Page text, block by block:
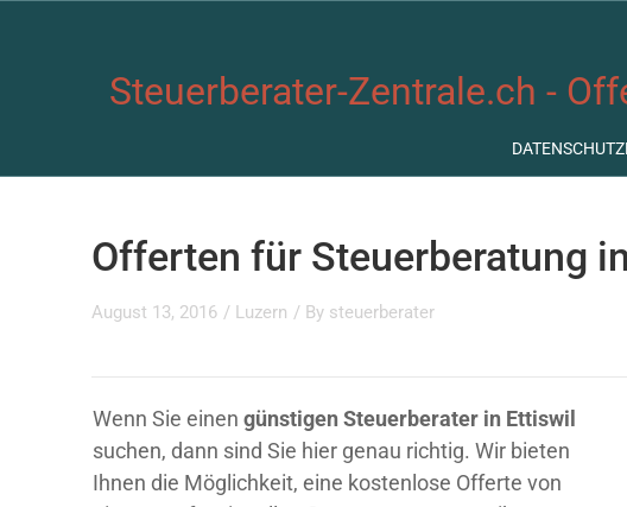
Steuerberater-Zentrale.ch -
Offerten für Steuerberatung
August 13, 2016 / Luzern / By steuerberater
Wenn Sie einen günstigen Steuerberater in Ettiswil
suchen, dann sind Sie hier genau richtig. Wir bieten
Ihnen die Möglichkeit, eine kostenlose Offerte von